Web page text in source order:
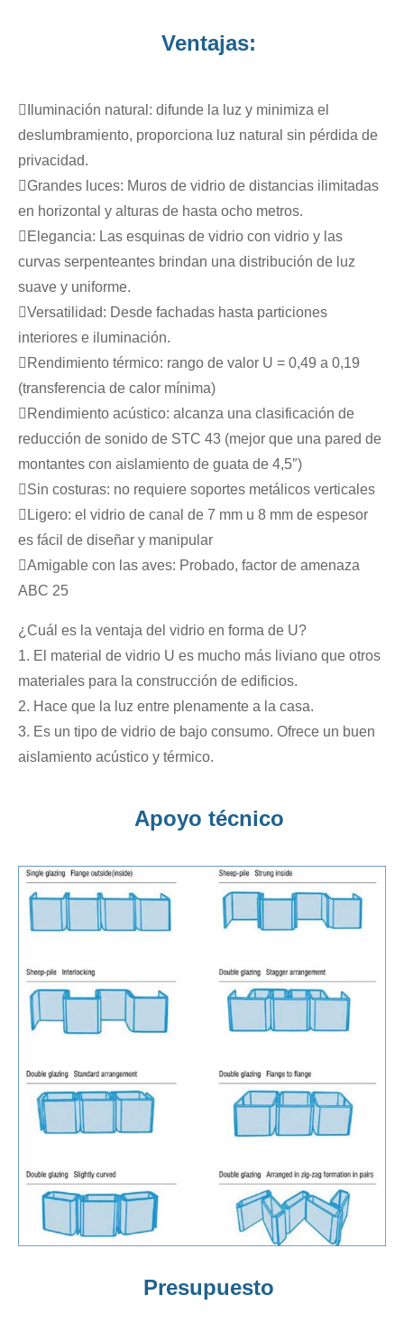
Ventajas:
Iluminación natural: difunde la luz y minimiza el
deslumbramiento, proporciona luz natural sin pérdida de
privacidad.
Grandes luces: Muros de vidrio de distancias ilimitadas
en horizontal y alturas de hasta ocho metros.
Elegancia: Las esquinas de vidrio con vidrio y las
curvas serpenteantes brindan una distribución de luz
suave y uniforme.
Versatilidad: Desde fachadas hasta particiones
interiores e iluminación.
Rendimiento térmico: rango de valor U = 0,49 a 0,19
(transferencia de calor mínima)
Rendimiento acústico: alcanza una clasificación de
reducción de sonido de STC 43 (mejor que una pared de
montantes con aislamiento de guata de 4,5″)
Sin costuras: no requiere soportes metálicos verticales
Ligero: el vidrio de canal de 7 mm u 8 mm de espesor
es fácil de diseñar y manipular
Amigable con las aves: Probado, factor de amenaza
ABC 25
¿Cuál es la ventaja del vidrio en forma de U?
1. El material de vidrio U es mucho más liviano que otros
materiales para la construcción de edificios.
2. Hace que la luz entre plenamente a la casa.
3. Es un tipo de vidrio de bajo consumo. Ofrece un buen
aislamiento acústico y térmico.
Apoyo técnico
Presupuesto